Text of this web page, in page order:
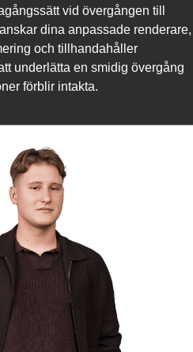
vid övergången till
dina anpassade renderare,
och tillhandahåller
underlätta en smidig övergång
förblir intakta.